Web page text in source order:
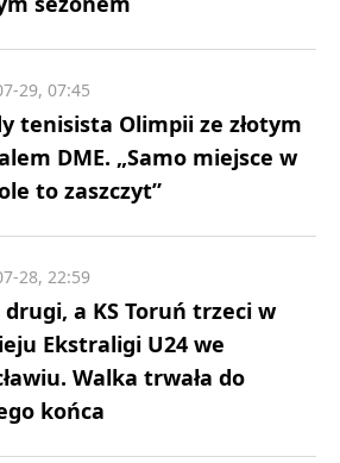
tenisista Olimpii ze złotym
DME. „Samo miejsce w
to zaszczyt”
29, 07:45
drugi, a KS Toruń trzeci w
Ekstraligi U24 we
Walka trwała do
końca
28, 22:59